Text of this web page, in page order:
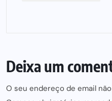
Deixa um
O seu endereço de email